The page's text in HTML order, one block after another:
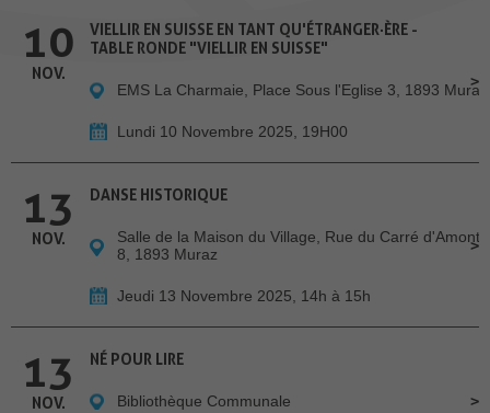
10
NOV.
VIELLIR EN SUISSE EN TANT QU'ÉTRANGER·ÈRE -
TABLE RONDE "VIELLIR EN SUISSE"
EMS La Charmaie, Place Sous l'Eglise 3, 1893 Muraz
Lundi 10 Novembre 2025, 19H00
13
NOV.
DANSE HISTORIQUE
Salle de la Maison du Village, Rue du Carré d'Amont
8, 1893 Muraz
Jeudi 13 Novembre 2025, 14h à 15h
13
NOV.
NÉ POUR LIRE
Bibliothèque Communale